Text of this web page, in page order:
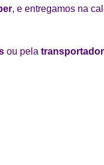
, e entregamos na
ou pela